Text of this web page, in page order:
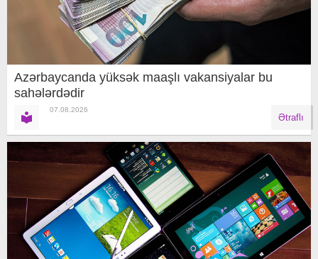
Azərbaycanda yüksək maaşlı vakansiyalar bu
sahələrdədir
07.08.2026
Ətraflı